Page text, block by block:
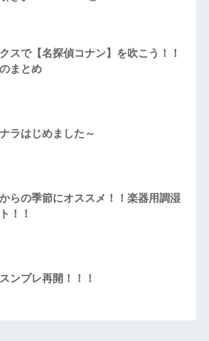
スで【名探偵コナン】を吹こう！！
まとめ
ラはじめました～
らの季節にオススメ！！楽器用調湿
！！
ンプレ再開！！！